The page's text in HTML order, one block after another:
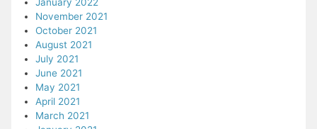
November 2021
October 2021
August 2021
July 2021
June 2021
May 2021
April 2021
March 2021